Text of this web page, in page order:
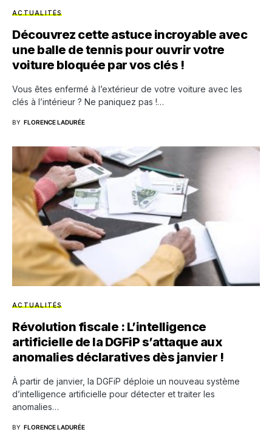
ACTUALITÉS
Découvrez cette astuce incroyable avec
une balle de tennis pour ouvrir votre
voiture bloquée par vos clés !
Vous êtes enfermé à l’extérieur de votre voiture avec les
clés à l’intérieur ? Ne paniquez pas !…
BY FLORENCE LADURÉE
ACTUALITÉS
Révolution fiscale : L’intelligence
artificielle de la DGFiP s’attaque aux
anomalies déclaratives dès janvier !
À partir de janvier, la DGFiP déploie un nouveau système
d’intelligence artificielle pour détecter et traiter les
anomalies…
BY FLORENCE LADURÉE